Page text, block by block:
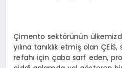
Çimento sektörünün
yılına tanıklık etmiş olan
refahı için çaba sarf eden,